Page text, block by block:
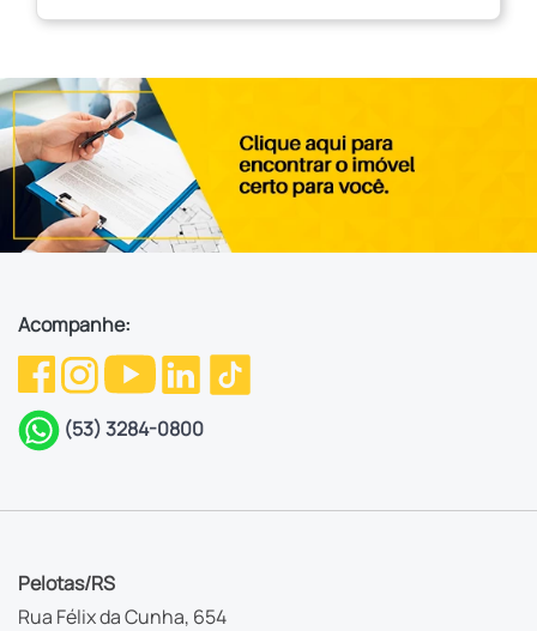
Acompanhe:
(53) 3284-0800
Pelotas/RS
Rua Félix da Cunha, 654